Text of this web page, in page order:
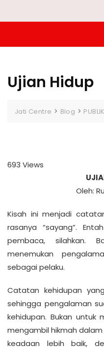
Ujian Hidup
Jati Centre > Blog >
693 Views
Oleh:
Kisah ini menjadi
rasanya “sayang”.
pembaca, silahkan.
menemukan
sebagai pelaku.
Catatan kehidupan
sehingga pengalaman
kehidupan. Bukan untuk
mengambil hikmah
keadaan lebih baik,